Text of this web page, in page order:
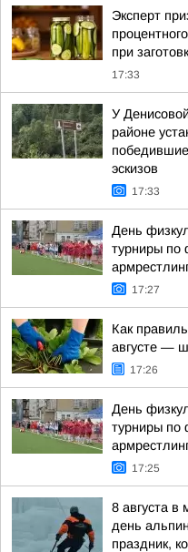
Эксперт
при
17:33
У
районе
эскизов
17:33
День
турниры по
17:27
Как
августе —
17:26
День
турниры по
17:25
8 августа
день
праздник,